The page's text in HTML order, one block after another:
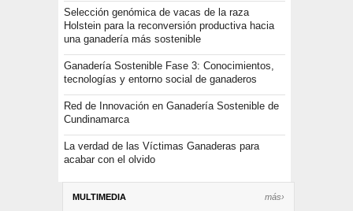
Selección genómica de vacas de la raza
Holstein para la reconversión productiva hacia
una ganadería más sostenible
Ganadería Sostenible Fase 3: Conocimientos,
tecnologías y entorno social de ganaderos
Red de Innovación en Ganadería Sostenible de
Cundinamarca
La verdad de las Víctimas Ganaderas para
acabar con el olvido
MULTIMEDIA más›